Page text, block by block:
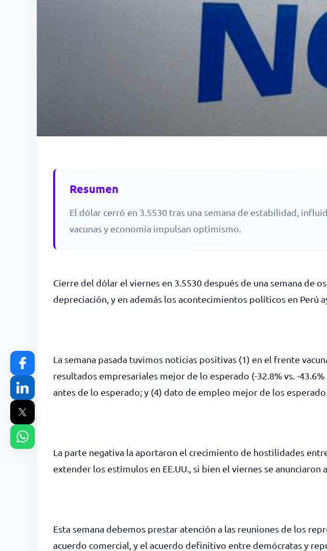
Resumen
El dólar cerró en 3.5530 tras una semana de estabilidad,
vacunas y economía impulsan optimismo.
Cierre del dólar el viernes en 3.5530 después de una semana de
depreciación, y en además los acontecimientos políticos en Perú
La semana pasada tuvimos noticias positivas (1) en el frente
resultados empresariales mejor de lo esperado (-32.8% vs. -
antes de lo esperado; y (4) dato de empleo mejor de los esperado.
La parte negativa la aportaron el crecimiento de hostilidades
extender los estímulos en EE.UU., si bien el viernes se
Esta semana debemos prestar atención a las reuniones de los
acuerdo comercial, y el acuerdo definitivo entre demócratas y